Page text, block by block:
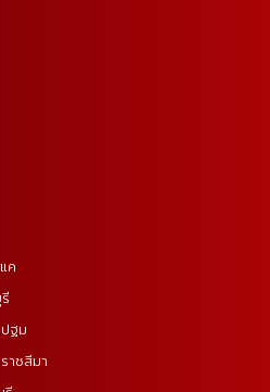
ค
ฐม
าชสีมา